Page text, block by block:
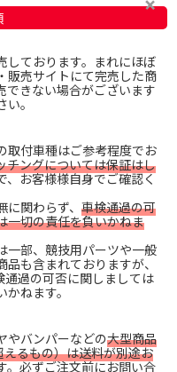
しております。まれにほぼ
販売サイトにて完売した商
できない場合がございます
。
取付車種はご参考程度でお
チングについては保証はし
、お客様様自身でご確認く
関わらず、 車検通過の可
一切の責任を負いかねま
一部、競技用パーツや一般
も含まれておりますが、
通過の可否に関しましては
ねます。
やバンパーなどの大型商品
るもの）は送料が別途お
。必ずご注文前にお問い合